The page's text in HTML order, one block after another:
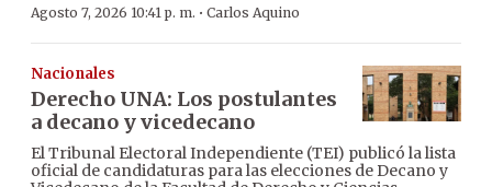
Agosto 7, 2026 10:41 p. m. · Carlos Aquino
Nacionales
Derecho UNA: Los postulantes
a decano y vicedecano
El Tribunal Electoral Independiente (TEI) publicó la lista
oficial de candidaturas para las elecciones de Decano y